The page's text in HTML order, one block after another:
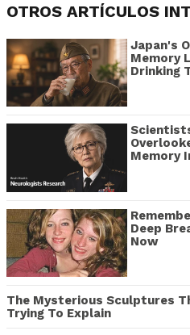
OTROS ARTÍCULOS
Japan's
Memory
Drinking
Memory
Deep
Now
The Mysterious Sculptures
Trying To Explain